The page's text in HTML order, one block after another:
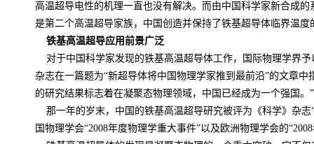
高温超导电性的机理一直也没有解决。而由中国科学家新合成
是第二个高温超导家族，中国创造并保持了铁基超导体临界温度
铁基高温超导应用前景广泛
对于中国科学家发现的铁基高温超导体工作，国际物理学界
杂志在一篇题为“新超导体将中国物理学家推到最前沿”的文章中
的研究结果标志着在凝聚态物理领域，中国已经成为一个强国。”
那一年的岁末，中国的铁基高温超导研究被评为《科学》杂志
国物理学会“2008年度物理学重大事件”以及欧洲物理学会的“2008